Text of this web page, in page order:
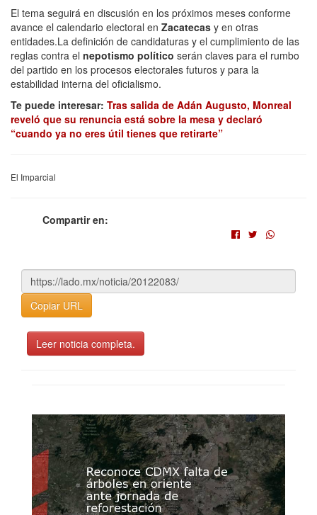
El tema seguirá en discusión en los próximos meses conforme
avance el calendario electoral en Zacatecas y en otras
entidades.La definición de candidaturas y el cumplimiento de las
reglas contra el nepotismo político serán claves para el rumbo
del partido en los procesos electorales futuros y para la
estabilidad interna del oficialismo.
Te puede interesar: Tras salida de Adán Augusto, Monreal
reveló que su renuncia está sobre la mesa y declaró
“cuando ya no eres útil tienes que retirarte”
El Imparcial
Compartir en:
Copiar URL
Leer noticia completa.